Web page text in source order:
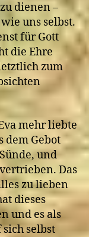
dienen –
uns selbst.
für Gott
die Ehre
zum
mehr liebte
Gebot
und
Das
zu lieben
dieses
und es als
selbst